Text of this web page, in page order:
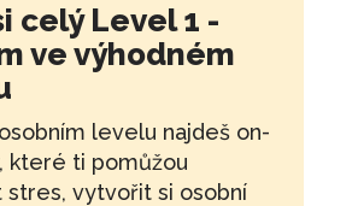
celý Level 1 -
ve výhodném
levelu najdeš on-
které ti pomůžou
stres, vytvořit si osobní